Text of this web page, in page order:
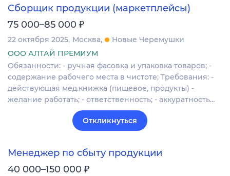
Сборщик продукции (маркетплейсы)
75 000–85 000 ₽
22 октября 2025 Москва
Новые Черемушки
ООО АЛТАЙ ПРЕМИУМ
Обязанности: - ручная фасовка и упаковка товаров; -
содержание рабочего места в чистоте; Требования: -
действующая мед.книжка (пищевое, продукты) -
желание работать; - ответственность; - аккуратность…
Откликнуться
Менеджер по сбыту продукции
40 000–150 000 ₽